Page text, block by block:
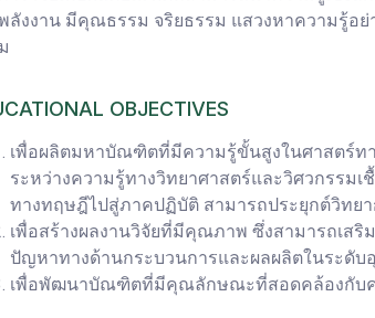
ลังงาน มีคุณธรรม จริยธรรม แสวงหาความรู้อ
OBJECTIVES
เพื่อผลิตมหาบัณฑิตที่มีความรู้ขั้นสูงในศาสตร์ท
ระหว่างความรู้ทางวิทยาศาสตร์และวิศวกรรม
ทางทฤษฎีไปสู่ภาคปฏิบัติ สามารถประยุกต์วิทย
เพื่อสร้างผลงานวิจัยที่มีคุณภาพ ซึ่งสามารถเสริ
ปัญหาทางด้านกระบวนการและผลผลิตในระดับ
เพื่อพัฒนาบัณฑิตที่มีคุณลักษณะที่สอดคล้องกับค